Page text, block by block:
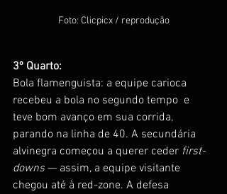
Foto: Clicpicx / reprodução
3º Quarto:
Bola flamenguista: a equipe carioca
recebeu a bola no segundo tempo  e
teve bom avanço em sua corrida,
parando na linha de 40. A secundária
alvinegra começou a querer ceder first-
downs — assim, a equipe visitante
chegou até à red-zone. A defesa